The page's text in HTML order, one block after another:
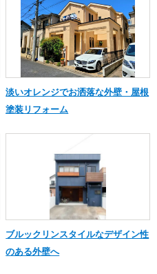
淡いオレンジでお洒落な外壁・屋根
塗装リフォーム
ブルックリンスタイルなデザイン性
のある外壁へ